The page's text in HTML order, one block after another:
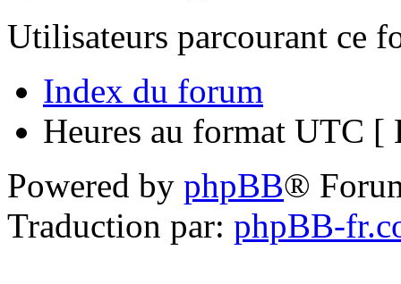
Utilisateurs parcourant ce
Index du forum
Heures au format UTC [
Powered by phpBB®
Traduction par: phpBB-